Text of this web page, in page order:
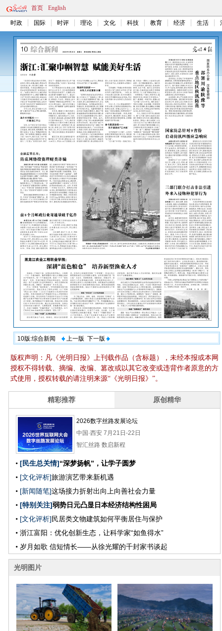
首页 English
时政 国际 时评 理论 文化 科技 教育 经济 生活
10版:综合新闻 上一版 下一版
版权声明：凡《光明日报》上刊载作品（含标题），未经本报或本网
授权不得转载、摘编、改编、篡改或以其它改变或违背作者原意的方
式使用，授权转载的请注明来源“《光明日报》”。